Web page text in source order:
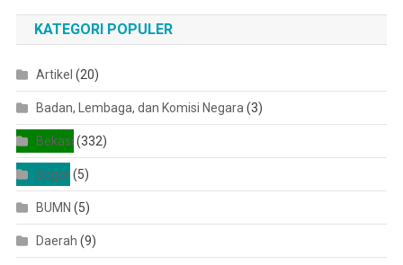
KATEGORI POPULER
Artikel (20)
Badan, Lembaga, dan Komisi Negara (3)
Bekasi (332)
Bogor(5)
BUMN (5)
Daerah (9)